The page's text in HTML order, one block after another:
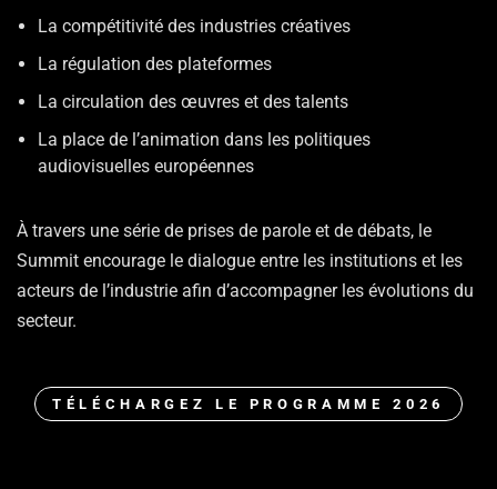
La compétitivité des industries créatives
La régulation des plateformes
La circulation des œuvres et des talents
La place de l’animation dans les politiques
audiovisuelles européennes
À travers une série de prises de parole et de débats, le
Summit encourage le dialogue entre les institutions et les
acteurs de l’industrie afin d’accompagner les évolutions du
secteur.
TÉLÉCHARGEZ LE PROGRAMME 2026